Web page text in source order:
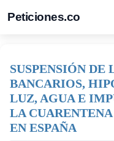
Peticiones.co
SUSPENSIÓN DE
BANCARIOS,
LUZ, AGUA E
LA
EN ESPAÑA